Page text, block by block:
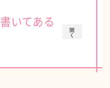
開
く
いてある